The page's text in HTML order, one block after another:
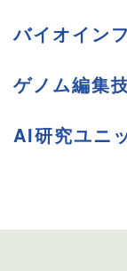
バイオイン
ゲノム編集
AI研究ユニ